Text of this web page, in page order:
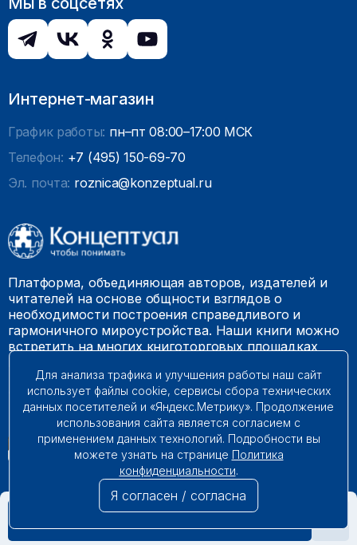
Интернет-магазин
График работы: пн–пт 08:00–17:00 МСК
Телефон: +7 (495) 150-69-70
Эл. почта: roznica@konzeptual.ru
Платформа, объединяющая авторов, издателей и
читателей на основе общности взглядов о
необходимости построения справедливого и
гармоничного мироустройства. Наши книги можно
встретить на многих книготорговых площадках
© 2009 – 2026. Все права защищены.
Для анализа трафика и улучшения работы наш сайт
использует файлы cookie, сервисы сбора технических
данных посетителей и «Яндекс.Метрику». Продолжение
использования сайта является согласием с
применением данных технологий. Подробности вы
можете узнать на странице Политика
конфиденциальности.
Я согласен / согласна